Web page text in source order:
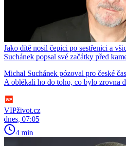
Jako dítě nosil čepici po sestřenici a
Suchánek popsal své začátky před
Michal Suchánek pózoval pro české
A oblékali ho do toho, co bylo zrovna
VIPživot.cz
dnes, 07:05
4 min